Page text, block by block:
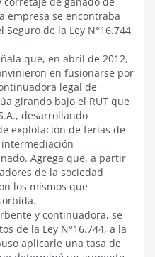
empresa se encontraba
de la Ley N°16.744,
que, en abril de 2012,
en fusionarse por
legal de
girando bajo el RUT que
desarrollando
explotación de ferias de
Agrega que, a partir
de la sociedad
los mismos que
y continuadora, se
de la Ley N°16.744, a la
aplicarle una tasa de